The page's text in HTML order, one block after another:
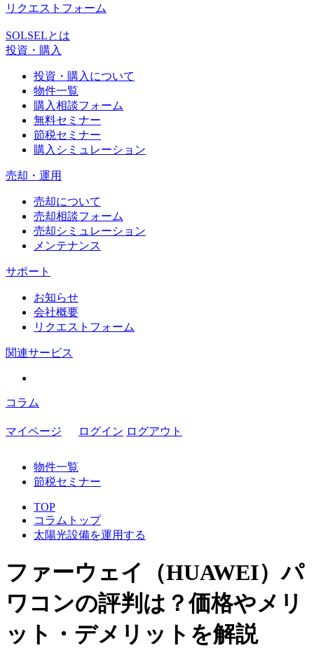
リクエストフォーム
SOLSELとは
投資・購入
投資・購入について
物件一覧
購入相談フォーム
無料セミナー
節税セミナー
購入シミュレーション
売却・運用
売却について
売却相談フォーム
売却シミュレーション
メンテナンス
サポート
お知らせ
会社概要
リクエストフォーム
関連サービス
コラム
マイページ ログイン ログアウト
物件一覧
節税セミナー
TOP
コラムトップ
太陽光設備を運用する
ファーウェイ（HUAWEI）パ
ワコンの評判は？価格やメリ
ット・デメリットを解説